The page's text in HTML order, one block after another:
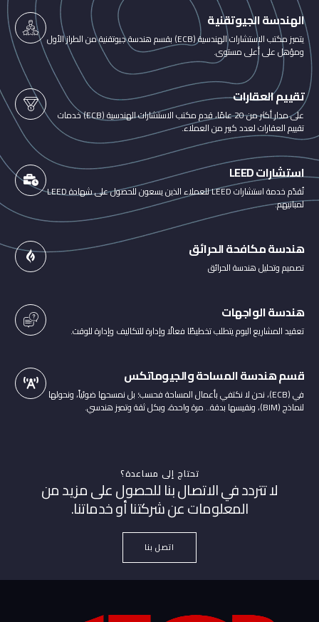
الهندسة الجيوتقنية
يتميز مكتب الاستشارات الهندسية (ECB) بقسم هندسة جيوتقنية من الطراز الأول
ومؤهل على أعلى مستوى.
تقييم العقارات
على مدار أكثر من 20 عامًا، قدم مكتب الاستشارات الهندسية (ECB) خدمات
تقييم العقارات لعدد كبير من العملاء.
استشارات LEED
تُقدّم خدمة استشارات LEED للعملاء الذين يسعون للحصول على شهادة LEED
لمبانيهم.
هندسة مكافحة الحرائق
تصميم وتحليل هندسة الحرائق
هندسة الواجهات
تعقيد المشاريع اليوم يتطلب تخطيطًا فعالًا وإدارة للتكاليف وإدارة للوقت.
قسم هندسة المساحة والجيوماتكس
في (ECB)، نحن لا نكتفي بأعمال المساحة فحسب؛ بل نمسحها ضوئياً، ونحولها
لنماذج (BIM)، ونقيسها بدقة.. مرة واحدة، وبكل ثقة وتميز هندسي.
تحتاج إلى مساعدة؟
لا تتردد في الاتصال بنا للحصول على مزيد من
المعلومات عن شركتنا أو خدماتنا.
اتصل بنا